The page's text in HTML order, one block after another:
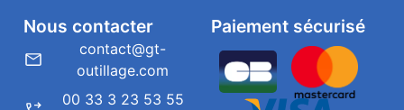
Paiement sécurisé
Nous contacter
contact@gt-
outillage.com
00 33 3 23 53 55